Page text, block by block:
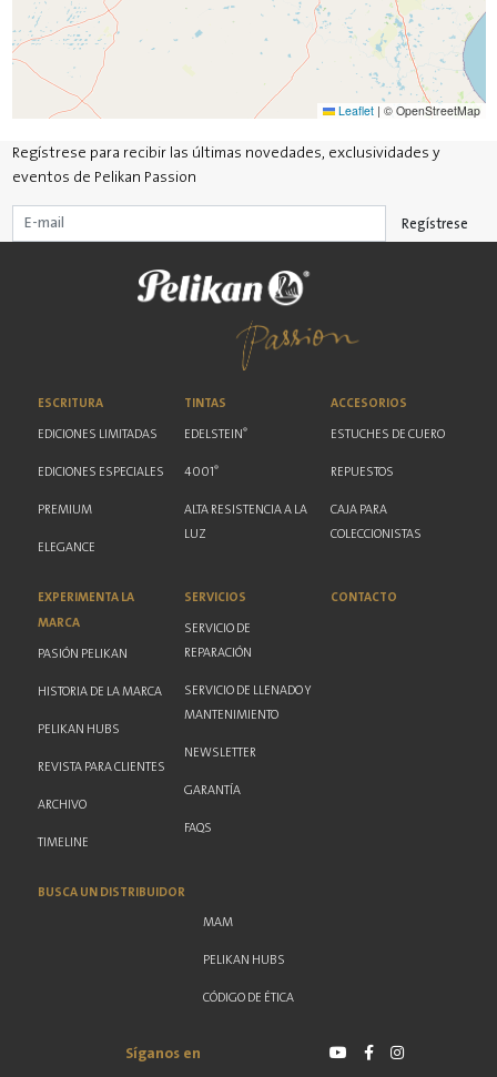
Leaflet | © OpenStreetMap
Regístrese para recibir las últimas novedades, exclusividades y
eventos de Pelikan Passion
Regístrese
ESCRITURA
EDICIONES LIMITADAS
EDICIONES ESPECIALES
PREMIUM
ELEGANCE
TINTAS
EDELSTEIN®
4001®
ALTA RESISTENCIA A LA
LUZ
ACCESORIOS
ESTUCHES DE CUERO
REPUESTOS
CAJA PARA
COLECCIONISTAS
EXPERIMENTA LA
MARCA
PASIÓN PELIKAN
HISTORIA DE LA MARCA
PELIKAN HUBS
REVISTA PARA CLIENTES
ARCHIVO
TIMELINE
SERVICIOS
SERVICIO DE
REPARACIÓN
SERVICIO DE LLENADO Y
MANTENIMIENTO
NEWSLETTER
GARANTÍA
FAQS
CONTACTO
BUSCA UN DISTRIBUIDOR
MAM
PELIKAN HUBS
CÓDIGO DE ÉTICA
Síganos en